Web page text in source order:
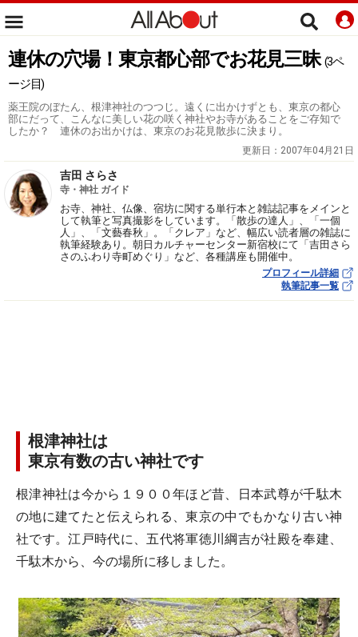
連休の穴場！東京都心部でお花見三昧 (3ペ
ージ目)
薬王院のぼたん、根津神社のつつじ。遠くに出かけずとも、東京の都心
部にだって、こんなに美しい花の咲く神社やお寺があることをご存知で
したか？ 連休のお出かけは、東京のお花見散歩に決まり。
更新日： 2007年04月21日
吉田 さらさ
寺・神社 ガイド
お寺、神社、仏像、宿坊に関する単行本と雑誌記事をメインと
して執筆と写真撮影をしています。「散歩の達人」、「一個
人」、「文藝春秋」。「クレア」など、幅広い読者層の雑誌に
執筆経験あり。朝日カルチャーセンター新宿校にて「吉田さら
さのふわり寺町めぐり」など、各種講座も開催中。
プロフィール詳細
執筆記事一覧
根津神社は
東京有数の古い神社です
根津神社は今から１９００年ほど昔、日本武尊が千駄木
の地に建てたと伝えられる、東京の中でもかなり古い神
社です。江戸時代に、五代将軍徳川綱吉が社殿を奉建、
千駄木から、今の場所に移しました。